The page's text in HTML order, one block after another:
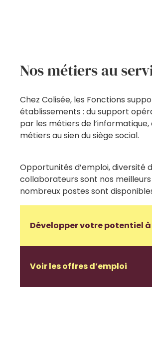
Nos métiers au
Chez Colisée, les Fonctions
établissements : du support
par les métiers de
métiers au sien du siège social.
Opportunités d’emploi, diversité
collaborateurs sont nos
nombreux postes sont
Développer votre potentiel
Voir les offres d’emploi